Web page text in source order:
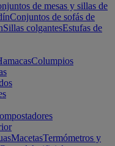
de mesas y sillas de
Conjuntos de sofás de
Sillas colgantesEstufas de
Columpios
MacetasTermómetros y